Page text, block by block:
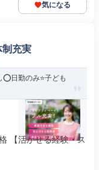
気になる
制充実
日勤のみ⭐子ども
【活かせる経験・ス